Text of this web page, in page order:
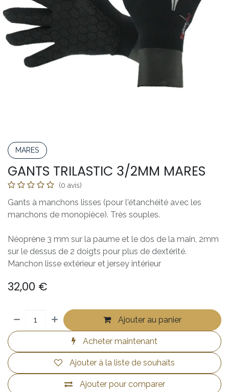
MARES
GANTS TRILASTIC 3/2MM MARES
(0 avis)
Gants à manchons lisses (pour l'étanchéité avec les
manchons de monopièce). Très souples.
Néoprène 3 mm sur la paume et le dos de la main, 2mm
sur le dessus de 2 doigts pour plus de dextérité.
Manchon lisse extérieur et jersey intérieur
32,00 €
Ajouter au panier
Acheter maintenant
Ajouter pour comparer
Ajouter à la liste de souhaits